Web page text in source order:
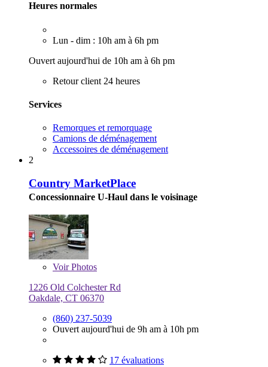
Heures normales
Lun - dim : 10h am à 6h pm
Ouvert aujourd'hui de 10h am à 6h pm
Retour client 24 heures
Services
Remorques et remorquage
Camions de déménagement
Accessoires de déménagement
2
Country MarketPlace
Concessionnaire U-Haul dans le voisinage
VoirPhotos
1226 Old Colchester Rd
Oakdale, CT 06370
(860) 237-5039
Ouvert aujourd'hui de 9h am à 10h pm
17 évaluations